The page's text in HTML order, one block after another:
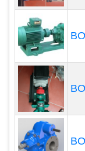
Loại máy
cách truyền
sang chất
Dòng chất
và thoát ra
mạnh ly tâm